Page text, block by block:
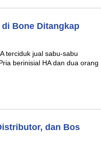
Bone Ditangkap
terciduk jual sabu-sabu
berinisial HA dan dua orang
dan Bos